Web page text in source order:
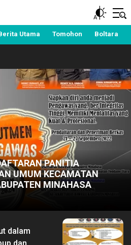
Utara, Kawanua, Politik,
Kriminal dan Nasional
Utama Tomohon Boltara
PANITIA
UMUM KECAMATAN
MINAHASA
dalam